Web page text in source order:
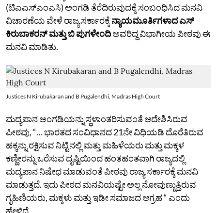
(ಟಿಎಎಸ್‌ಎಂಎಸಿ) ಅಂಗಡಿ ತೆರೆದಿರುವುದಕ್ಕೆ ಸಂಬಂಧಿಸಿದ ಮನವಿ
ವಿಚಾರಣೆಯ ವೇಳೆ ರಾಜ್ಯ ಸರ್ಕಾರಕ್ಕೆ ನ್ಯಾಯಮೂರ್ತಿಗಳಾದ ಎಸ್‌
ಕಿರುಬಾಕರನ್‌ ಮತ್ತು ಬಿ ಪುಗಳೇಂದಿಅವರಿದ್ದ ವಿಭಾಗೀಯ ಪೀಠವು ಈ
ಮನವಿ ಮಾಡಿತು.
Justices N Kirubakaran and B Pugalendhi, Madras High Court
ಮದ್ಯಪಾನ ಅಂಗಡಿಯನ್ನು ಸ್ಥಳಾಂತರಿಸುವಂತೆ ಆದೇಶಿಸಿರುವ
ಪೀಠವು, “… ಭಾರತದ ಸಂವಿಧಾನದ 21ನೇ ವಿಧಿಯಡಿ ದೊರೆತಿರುವ
ಹಕ್ಕನ್ನು ರಕ್ಷಿಸುವ ನಿಟ್ಟಿನಲ್ಲಿ ಮತ್ತು ಮಹಿಳೆಯರು ಮತ್ತು ಮಕ್ಕಳ
ಕಣ್ಣೀರನ್ನು ಒರೆಸುವ ದೃಷ್ಟಿಯಿಂದ ಹಂತಹಂತವಾಗಿ ರಾಜ್ಯದಲ್ಲಿ
ಮದ್ಯಪಾನ ನಿಷೇಧ ಮಾಡುವಂತೆ ಪೀಠವು ರಾಜ್ಯ ಸರ್ಕಾರಕ್ಕೆ ಮನವಿ
ಮಾಡುತ್ತದೆ. ಇದು ಪೀಠದ ಮನವಿಯಷ್ಟೇ ಅಲ್ಲ ನೋವುಣ್ಣುತ್ತಿರುವ
ಗೃಹಿಣಿಯರು, ಮಕ್ಕಳು ಮತ್ತು ಇಡೀ ಸಮಾಜದ ಆಗ್ರಹ “ ಎಂದು
ಹೇಳಿದೆ.